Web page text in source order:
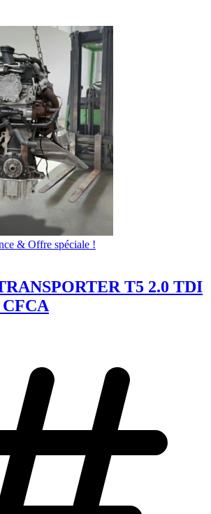
& Offre spéciale !
T5 2.0 TDI
CFCA